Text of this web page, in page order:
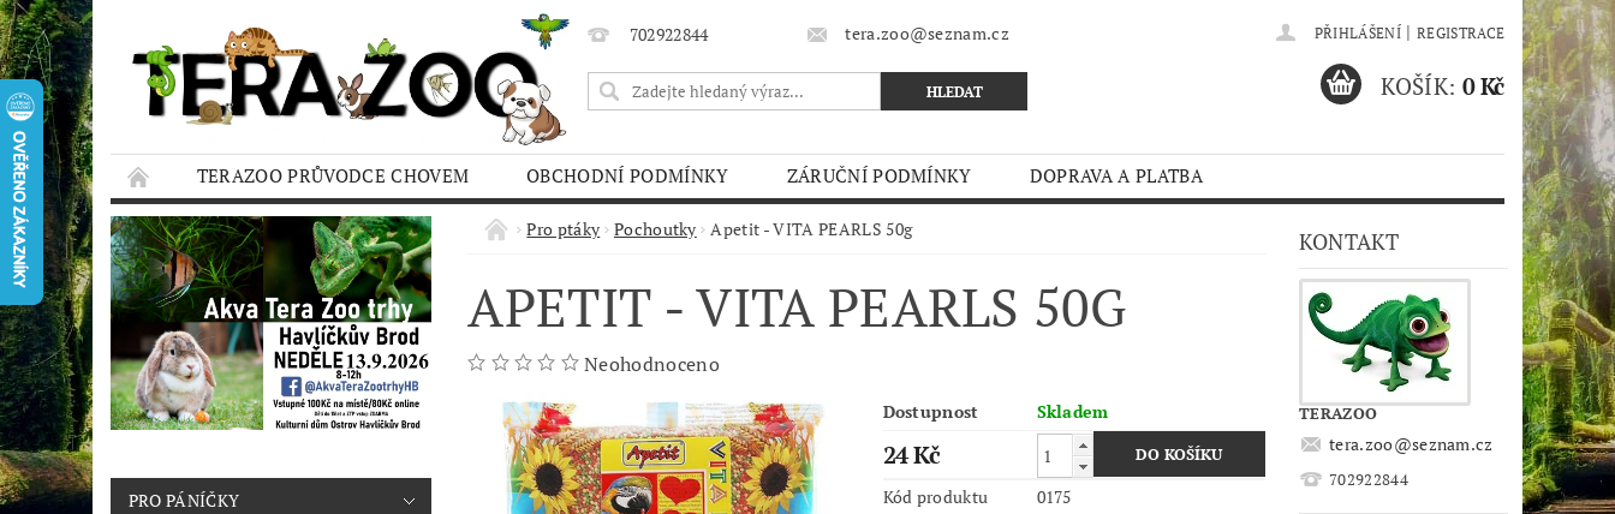
702922844 tera.zoo@seznam.cz PŘIHLÁŠENÍ | REGISTRACE
KOŠÍK: 0 Kč
TERAZOO PRŮVODCE CHOVEM OBCHODNÍ PODMÍNKY ZÁRUČNÍ PODMÍNKY
DOPRAVA A PLATBA
HODNOCENÍ OBCHODU
AQUA TERAZOO TRHY
PRO PÁNÍČKY
Pro ptáky Pochoutky Apetit - VITA PEARLS 50g
APETIT - VITA PEARLS 50G
Neohodnoceno
Dostupnost Skladem
24 Kč
Kód produktu 0175
KONTAKT
TERAZOO
tera.zoo@seznam.cz
702922844